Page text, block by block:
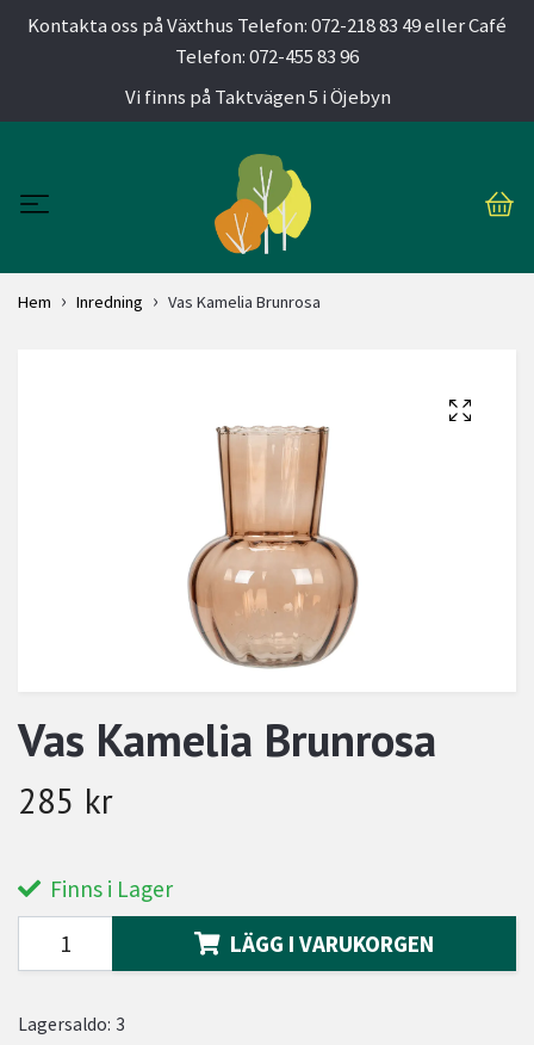
Kontakta oss på Växthus Telefon: 072-218 83 49 eller Café
Telefon: 072-455 83 96
Vi finns på Taktvägen 5 i Öjebyn
Hem Inredning Vas Kamelia Brunrosa
Vas Kamelia Brunrosa
285 kr
Finns i Lager
LÄGG I VARUKORGEN
Lagersaldo: 3